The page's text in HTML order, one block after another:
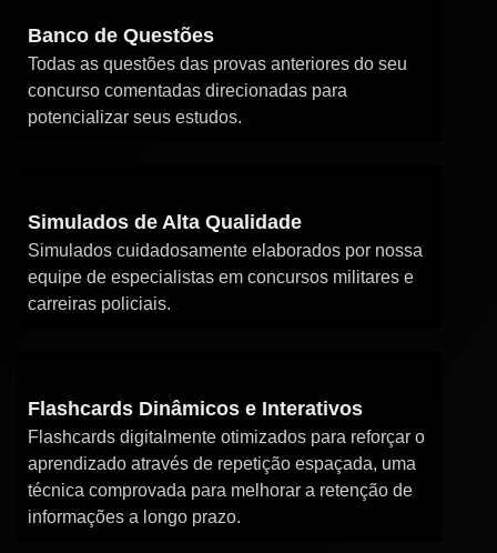
Banco de Questões
Todas as questões das provas anteriores do seu
concurso comentadas direcionadas para
potencializar seus estudos.
Simulados de Alta Qualidade
Simulados cuidadosamente elaborados por nossa
equipe de especialistas em concursos militares e
carreiras policiais.
Flashcards Dinâmicos e Interativos
Flashcards digitalmente otimizados para reforçar o
aprendizado através de repetição espaçada, uma
técnica comprovada para melhorar a retenção de
informações a longo prazo.